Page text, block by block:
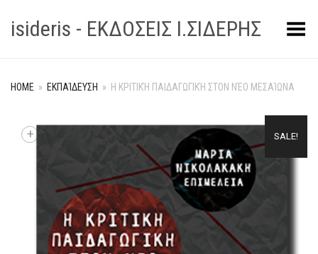
isideris - ΕΚΔΟΣΕΙΣ Ι.ΣΙΔΕΡΗΣToggle Menu
HOME » ΕΚΠΑΊΔΕΥΣΗ » Η ΚΡΙΤΙΚΉ ΠΑΙΔΑΓΩΓΙΚΉ ΣΤΟΝ ΝΈΟ ΜΕΣΑΊΩΝΑ
SALE!
+